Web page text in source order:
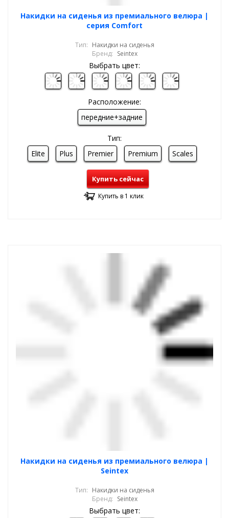
Накидки на сиденья из премиального велюра |
серия Comfort
Тип: Накидки на сиденья
Бренд: Seintex
Выбрать цвет:
Расположение:
передние+задние
Тип:
Elite
Plus Premier Premium Scales
Купить сейчас
Купить в 1 клик
Накидки на сиденья из премиального велюра |
Seintex
Тип: Накидки на сиденья
Бренд: Seintex
Выбрать цвет: